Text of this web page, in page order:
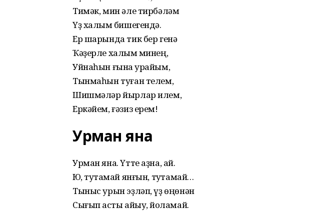
Тимәк, мин әле тирбәләм
Үҙ халҡым бишегендә.
Ер шарында тик бер генә
Ҡәҙерле халҡым минең,
Уйнаһын ғына ҡурайым,
Тынмаһын туған телем,
Шишмәләр йырлар илем,
Еркәйем, ғәзиз ерем!
Урман яна
Урман яна. Үтте аҙна, ай.
Юҡ, туҡтамай янғын, туҡтамай…
Тыныс урын эҙләп, үҙ өңөнән
Сығып ҡасты айыу, йоҡламай.